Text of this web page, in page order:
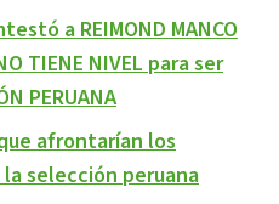
a REIMOND MANCO
TIENE NIVEL para ser
PERUANA
afrontarían los
selección peruana